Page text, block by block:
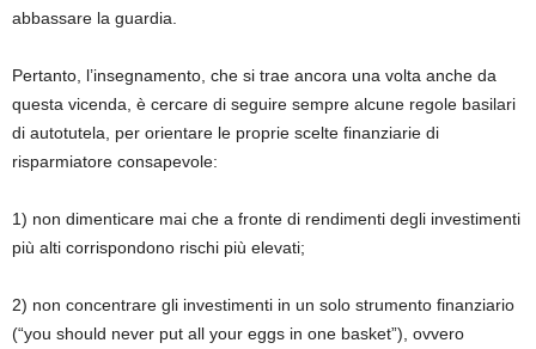
abbassare la guardia.
Pertanto, l’insegnamento, che si trae ancora una volta anche da
questa vicenda, è cercare di seguire sempre alcune regole basilari
di autotutela, per orientare le proprie scelte finanziarie di
risparmiatore consapevole:
1) non dimenticare mai che a fronte di rendimenti degli investimenti
più alti corrispondono rischi più elevati;
2) non concentrare gli investimenti in un solo strumento finanziario
(“you should never put all your eggs in one basket”), ovvero